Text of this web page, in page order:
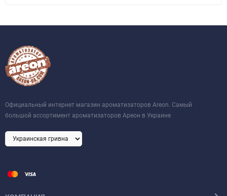
Официальный интернет магазин ароматизаторов Areon. Самый
большой ассортимент ароматизаторов Ареон в Украине